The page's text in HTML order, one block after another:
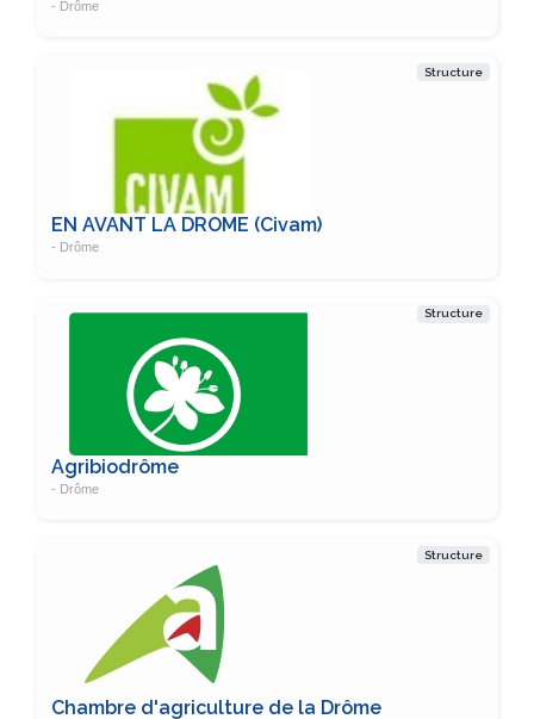
- Drôme
Structure
EN AVANT LA DROME (Civam)
- Drôme
Structure
Agribiodrôme
- Drôme
Structure
Chambre d'agriculture de la Drôme